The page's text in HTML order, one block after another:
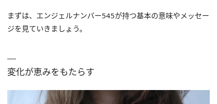
まずは、エンジェルナンバー545が持つ基本の意味やメッセー
ジを見ていきましょう。
変化が恵みをもたらす